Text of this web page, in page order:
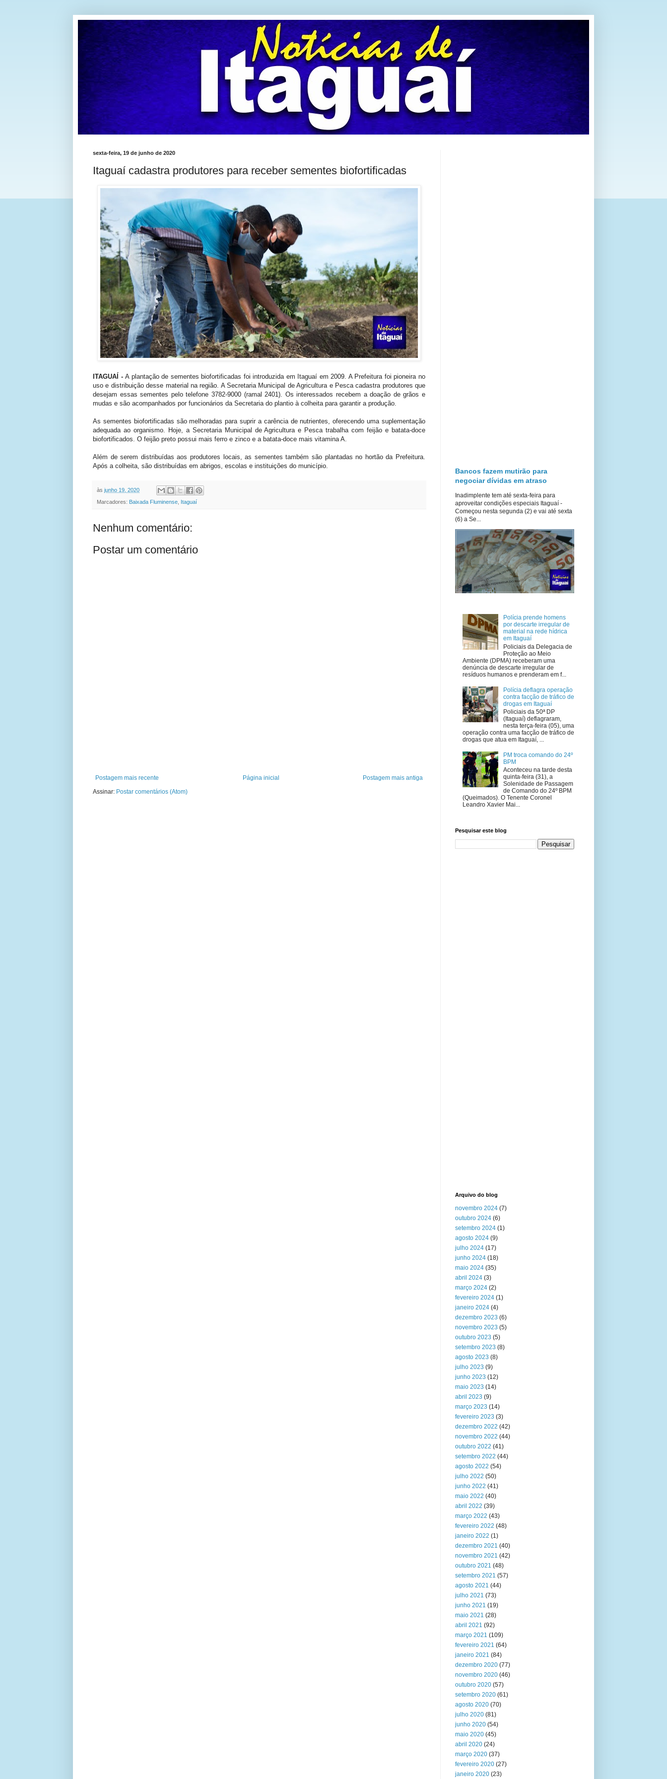
sexta-feira, 19 de junho de 2020
Itaguaí cadastra produtores para receber sementes biofortificadas
ITAGUAÍ -A plantação de sementes biofortificadas foi introduzida em Itaguaí em 2009. A Prefeitura foi pioneira no
uso e distribuição desse material na região. A Secretaria Municipal de Agricultura e Pesca cadastra produtores que
desejam essas sementes pelo telefone 3782-9000 (ramal 2401). Os interessados recebem a doação de grãos e
mudas e são acompanhados por funcionários da Secretaria do plantio à colheita para garantir a produção.
As sementes biofortificadas são melhoradas para suprir a carência de nutrientes, oferecendo uma suplementação
adequada ao organismo. Hoje, a Secretaria Municipal de Agricultura e Pesca trabalha com feijão e batata-doce
biofortificados. O feijão preto possui mais ferro e zinco e a batata-doce mais vitamina A.
Além de serem distribuídas aos produtores locais, as sementes também são plantadas no hortão da Prefeitura.
Após a colheita, são distribuídas em abrigos, escolas e instituições do município.
às junho 19, 2020
Marcadores: Baixada Fluminense Itaguaí
Nenhum comentário:
Postar um comentário
Postagem mais recente Postagem mais antiga
Página inicial
Assinar: Postar comentários (Atom)
Bancos fazem mutirão para
negociar dívidas em atraso
Inadimplente tem até sexta-feira para
aproveitar condições especiais Itaguaí -
Começou nesta segunda (2) e vai até sexta
(6) a Se...
Polícia prende homens
por descarte irregular de
material na rede hídrica
em Itaguaí
Policiais da Delegacia de
Proteção ao Meio
Ambiente (DPMA) receberam uma
denúncia de descarte irregular de
resíduos humanos e prenderam em f...
Polícia deflagra operação
contra facção de tráfico de
drogas em Itaguaí
Policiais da 50ª DP
(Itaguaí) deflagraram,
nesta terça-feira (05), uma
operação contra uma facção de tráfico de
drogas que atua em Itaguaí, ...
PM troca comando do 24º
BPM
Aconteceu na tarde desta
quinta-feira (31), a
Solenidade de Passagem
de Comando do 24º BPM
(Queimados). O Tenente Coronel
Leandro Xavier Mai...
Pesquisar este blog
Arquivo do blog
novembro 2024 (7)
outubro 2024 (6)
setembro 2024 (1)
agosto 2024 (9)
julho 2024 (17)
junho 2024 (18)
maio 2024 (35)
abril 2024 (3)
março 2024 (2)
fevereiro 2024 (1)
janeiro 2024 (4)
dezembro 2023 (6)
novembro 2023 (5)
outubro 2023 (5)
setembro 2023 (8)
agosto 2023 (8)
julho 2023 (9)
junho 2023 (12)
maio 2023 (14)
abril 2023 (9)
março 2023 (14)
fevereiro 2023 (3)
dezembro 2022 (42)
novembro 2022 (44)
outubro 2022 (41)
setembro 2022 (44)
agosto 2022 (54)
julho 2022 (50)
junho 2022 (41)
maio 2022 (40)
abril 2022 (39)
março 2022 (43)
fevereiro 2022 (48)
janeiro 2022 (1)
dezembro 2021 (40)
novembro 2021 (42)
outubro 2021 (48)
setembro 2021 (57)
agosto 2021 (44)
julho 2021 (73)
junho 2021 (19)
maio 2021 (28)
abril 2021 (92)
março 2021 (109)
fevereiro 2021 (64)
janeiro 2021 (84)
dezembro 2020 (77)
novembro 2020 (46)
outubro 2020 (57)
setembro 2020 (61)
agosto 2020 (70)
julho 2020 (81)
junho 2020 (54)
maio 2020 (45)
abril 2020 (24)
março 2020 (37)
fevereiro 2020 (27)
janeiro 2020 (23)